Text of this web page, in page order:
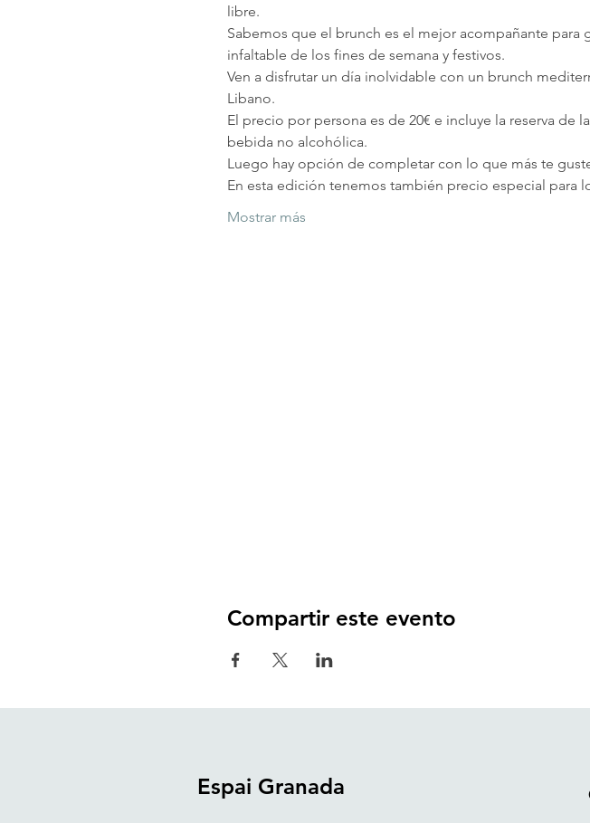
libre.
Sabemos que el brunch es el mejor acompañante
infaltable de los fines de semana y festivos.
Ven a disfrutar un día inolvidable con un brunch
Libano.
El precio por persona es de 20€ e incluye la reserva de
bebida no alcohólica.
Luego hay opción de completar con lo que más te
En esta edición tenemos también precio especial para
Mostrar más
Compartir este evento
Espai Granada